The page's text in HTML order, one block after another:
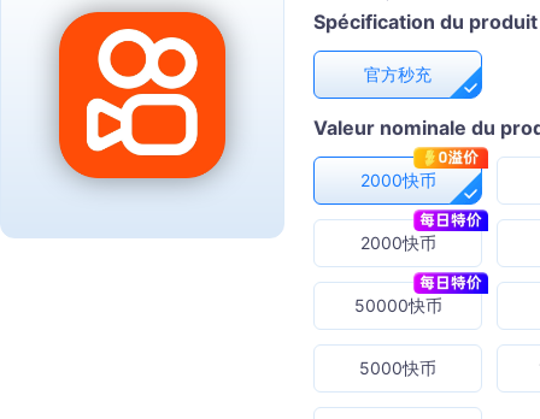
Spécification du produit
官方秒充
Valeur nominale du
2000快币
2000快币
50000快币
5000快币